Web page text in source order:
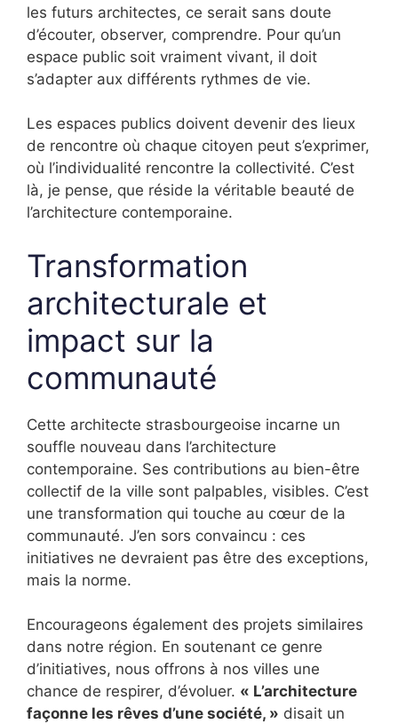
les futurs architectes, ce serait sans doute
d’écouter, observer, comprendre. Pour qu’un
espace public soit vraiment vivant, il doit
s’adapter aux différents rythmes de vie.
Les espaces publics doivent devenir des lieux
de rencontre où chaque citoyen peut s’exprimer,
où l’individualité rencontre la collectivité. C’est
là, je pense, que réside la véritable beauté de
l’architecture contemporaine.
Transformation
architecturale et
impact sur la
communauté
Cette architecte strasbourgeoise incarne un
souffle nouveau dans l’architecture
contemporaine. Ses contributions au bien-être
collectif de la ville sont palpables, visibles. C’est
une transformation qui touche au cœur de la
communauté. J’en sors convaincu : ces
initiatives ne devraient pas être des exceptions,
mais la norme.
Encourageons également des projets similaires
dans notre région. En soutenant ce genre
d’initiatives, nous offrons à nos villes une
chance de respirer, d’évoluer. « L’architecture
façonne les rêves d’une société, » disait un